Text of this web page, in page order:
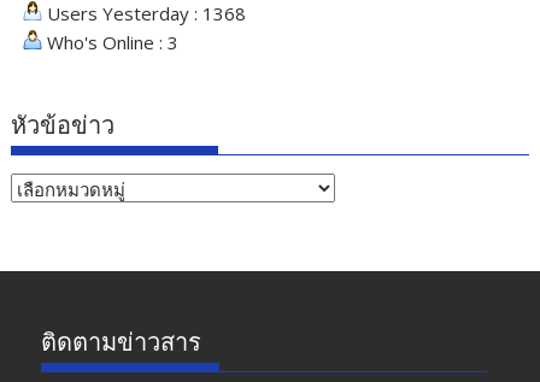
Users Yesterday : 1368
Who's Online : 3
หัวข้อข่าว
หัวข้อ
ติดตามข่าวสาร